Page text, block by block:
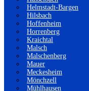
Helmstadt-Bargen
Hilsbach
Hoffenheim
Horrenberg
Kraichtal
Malsch
Malschenberg
Mauer
Meckesheim
Mönchzell
Mühlhausen